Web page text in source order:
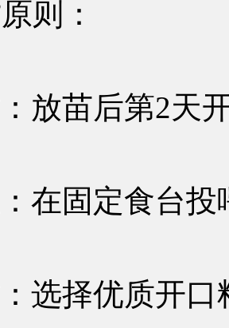
则 ：
放苗后第2天
在固定食台
选择优质开口